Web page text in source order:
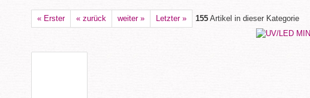
« Erster « zurück weiter » Letzter » 155 Artikel in dieser Kategorie